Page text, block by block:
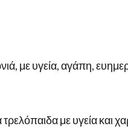
με υγεία, αγάπη,
με υγεία και